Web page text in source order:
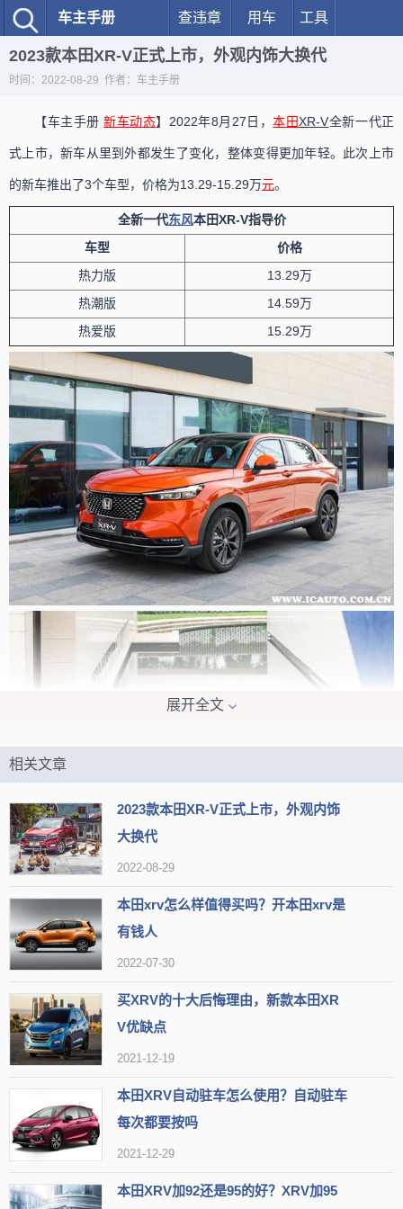
车主手册 查违章 用车 工具
2023款本田XR-V正式上市，外观内饰大换代
时间：2022-08-29 作者：车主手册
【车主手册新车动态】2022年8月27日，本田XR-V全新一代正
式上市，新车从里到外都发生了变化，整体变得更加年轻。此次上市
的新车推出了3个车型，价格为13.29-15.29万元。
全新一代东风本田XR-V指导价
车型
价格
热力版
13.29万
热潮版
14.59万
热爱版
15.29万
外观上，新款XR-V高度复刻了HR-V欧洲版的设计，整体比起现
款简洁了许多。申报信息显示，新车的长度是4380mm，宽度是1790
mm，高度是1590mm，轴距是2610mm，与旧款相比三围尺寸有所
展开全文
相关文章
2023款本田XR-V正式上市，外观内饰
大换代
2022-08-29
本田xrv怎么样值得买吗？开本田xrv是
有钱人
2022-07-30
买XRV的十大后悔理由，新款本田XR
V优缺点
2021-12-19
本田XRV自动驻车怎么使用？自动驻车
每次都要按吗
2021-12-29
本田XRV加92还是95的好？XRV加95